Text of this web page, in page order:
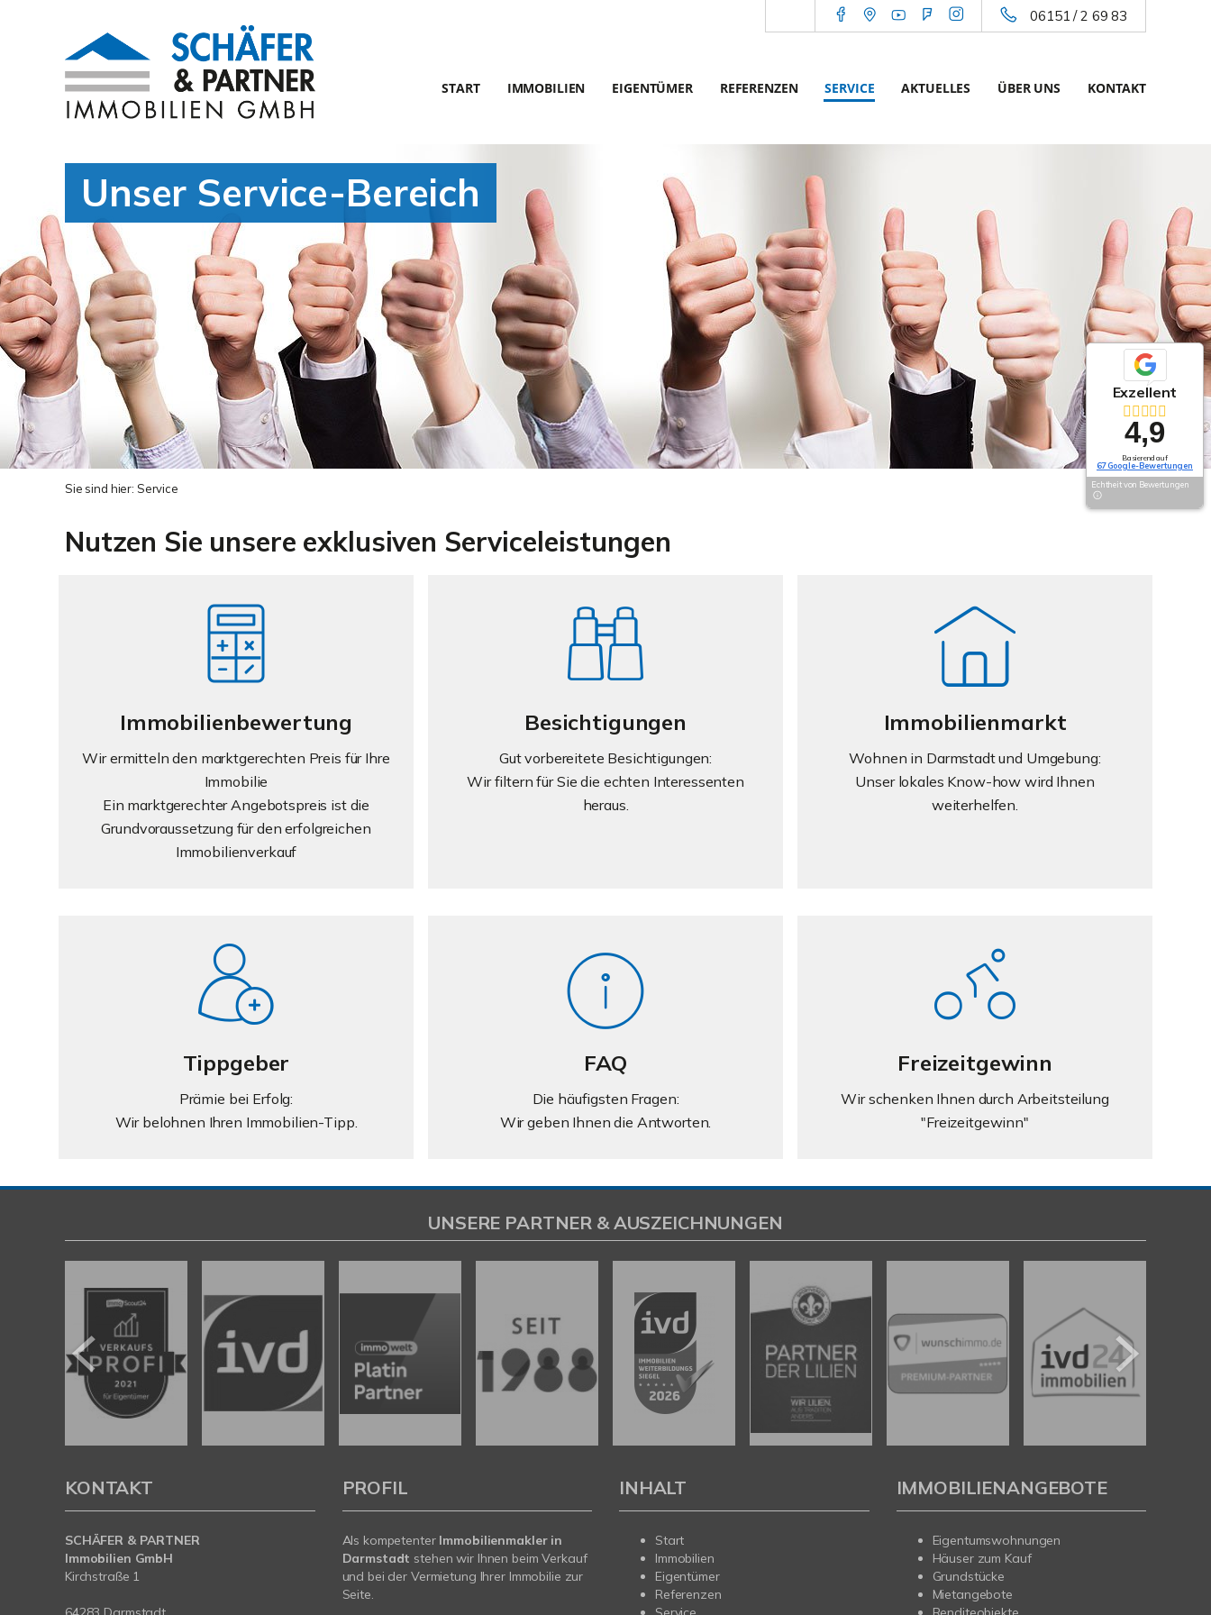
06151 / 2 69 83
START IMMOBILIEN EIGENTÜMER REFERENZEN SERVICE AKTUELLES ÜBER UNS KONTAKT
Unser Service-Bereich
Sie sind hier: Service
Nutzen Sie unsere exklusiven Serviceleistungen
Immobilienbewertung
Wir ermitteln den marktgerechten Preis für Ihre
Immobilie
Ein marktgerechter Angebotspreis ist die
Grundvoraussetzung für den erfolgreichen
Immobilienverkauf
Besichtigungen
Gut vorbereitete Besichtigungen:
Wir filtern für Sie die echten Interessenten
heraus.
Immobilienmarkt
Wohnen in Darmstadt und Umgebung:
Unser lokales Know-how wird Ihnen
weiterhelfen.
Tippgeber
Prämie bei Erfolg:
Wir belohnen Ihren Immobilien-Tipp.
FAQ
Die häufigsten Fragen:
Wir geben Ihnen die Antworten.
Freizeitgewinn
Wir schenken Ihnen durch Arbeitsteilung
"Freizeitgewinn"
Exzellent
4,9
Basierend auf
67 Google-Bewertungen
Echtheit von Bewertungen
UNSERE PARTNER & AUSZEICHNUNGEN
KONTAKT
SCHÄFER & PARTNER
Immobilien GmbH
Kirchstraße 1
PROFIL
Als kompetenter Immobilienmakler in
Darmstadt stehen wir Ihnen beim Verkauf
und bei der Vermietung Ihrer Immobilie zur
Seite.
INHALT
Start
Immobilien
Eigentümer
Referenzen
IMMOBILIENANGEBOTE
Eigentumswohnungen
Häuser zum Kauf
Grundstücke
Mietangebote